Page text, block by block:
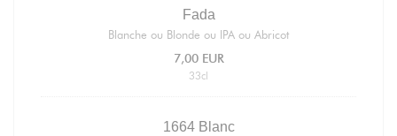
Fada
Blanche ou Blonde ou IPA ou Abricot
7,00 EUR
33cl
1664 Blanc